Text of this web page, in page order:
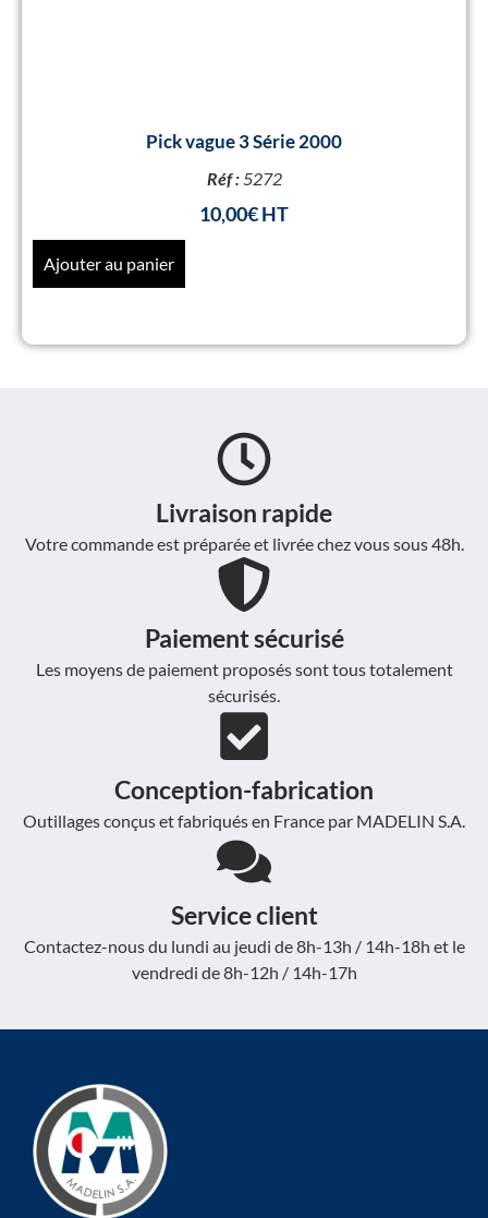
Pick vague 3 Série 2000
Réf :5272
10,00€
Ajouter au panier
Livraison rapide
Votre commande est préparée et livrée chez vous sous 48h.
Paiement sécurisé
Les moyens de paiement proposés sont tous totalement
sécurisés.
Conception-fabrication
Outillages conçus et fabriqués en France par MADELIN S.A.
Service client
Contactez-nous du lundi au jeudi de 8h-13h / 14h-18h et le
vendredi de 8h-12h / 14h-17h